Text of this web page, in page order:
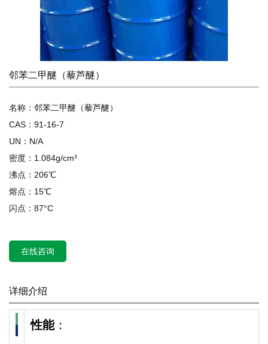
邻苯二甲醚（藜芦醚）
名称：邻苯二甲醚（藜芦醚）
CAS：91-16-7
UN：N/A
密度：1.084g/cm³
沸点：206℃
熔点：15℃
闪点：87°C
在线咨询
详细介绍
性能：